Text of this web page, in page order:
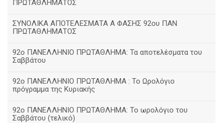
ΠΡΩΤΑΘΛΗΜΑΤΟΣ
ΣΥΝΟΛΙΚΑ ΑΠΟΤΕΛΕΣΜΑΤΑ Α ΦΑΣΗΣ 92ου ΠΑΝ
ΠΡΩΤΑΘΛΗΜΑΤΟΣ
92ο ΠΑΝΕΛΛΗΝΙΟ ΠΡΩΤΑΘΛΗΜΑ: Τα αποτελέσματα του
Σαββάτου
92ο ΠΑΝΕΛΛΗΝΙΟ ΠΡΩΤΑΘΛΗΜΑ : Το Ωρολόγιο
πρόγραμμα της Κυριακής
92ο ΠΑΝΕΛΛΗΝΙΟ ΠΡΩΤΑΘΛΗΜΑ: Το ωρολόγιο του
Σαββάτου (τελικό)